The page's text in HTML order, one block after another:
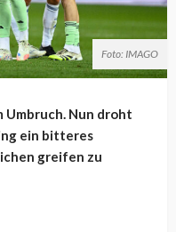
Foto: IMAGO
Umbruch. Nun droht
ein bitteres
greifen zu